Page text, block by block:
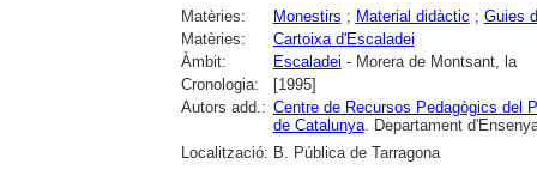
Matèries: Monestirs ; Material didàctic ; Guies
Matèries:
Cartoixa d'Escaladei
Àmbit:
Escaladei - Morera de Montsant, la
Cronologia:
[1995]
Autors add.: Centre de Recursos Pedagògics del
de Catalunya. Departament
Localització: B. Pública de Tarragona